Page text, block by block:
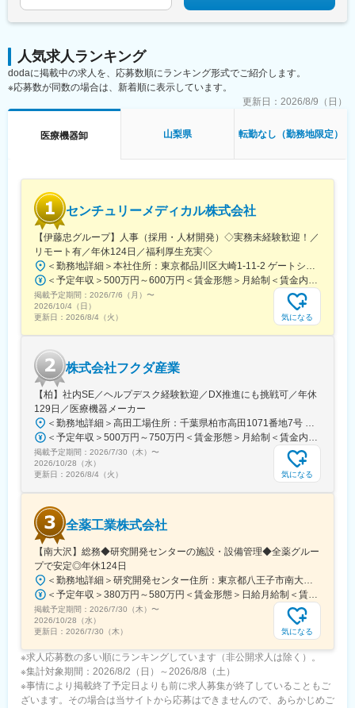
変更の範囲：会社の定める業務
人気求人ランキング
dodaに掲載中の求人を、応募数順にランキング形式でご紹介します。
※応募数が同数の場合は、新着順に表示しています。
更新日： 2026/8/9（日）
医療機器卸 山梨県 転勤なし（勤務地限定）
センチュリーメディカル株式会社
【伊藤忠グループ】人事（採用・人材開発）◇実務未経験歓迎！／
リモート有／年休124日／福利厚生充実◇
＜勤務地詳細＞本社住所：東京都品川区大崎1-11-2 ゲートシティ大崎イーストタワー22Ｆ勤務地最寄駅：JR山手線／大崎駅受動喫煙対策：屋内全面禁煙変更の範囲：会社の定める事業所（リモートワーク含む）
＜予定年収＞500万円～600万円＜賃金形態＞月給制＜賃金内訳＞月額（基本給）：300,000円～350,000円＜月給＞300,000円～350,000円＜昇給有無＞有＜残業手当＞有＜給与補足＞上記年収は、あくまで目安であり、前職・経験を考慮し検討させて頂きます。■昇給：あり■賞与：あり※会社業績と個人業績に応じて算定されます。賃金はあくまでも目安の金額であり、選考を通じて上下する可能性があります。月給(月額)は固定手当を含めた表記です。
掲載予定期間： 2026/7/6（月） 〜
2026/10/4（日）
更新日： 2026/8/4（火） 気になる
株式会社フクダ産業
【柏】社内SE／ヘルプデスク経験歓迎／DX推進にも挑戦可／年休
129日／医療機器メーカー
＜勤務地詳細＞高田工場住所：千葉県柏市高田1071番地7号 勤務地最寄駅：つくばエクスプレス線／柏の葉キャンパス駅受動喫煙対策：屋内全面禁煙変更の範囲：【変更の範囲：流山本社および高田工場】
＜予定年収＞500万円～750万円＜賃金形態＞月給制＜賃金内訳＞月額（基本給）：300,000円～430,000円＜月給＞300,000円～430,000円＜昇給有無＞有＜残業手当＞有＜給与補足＞※経験・スキルを考慮の上決定いたします。■賞与：年2回（7月・12月）※昨年実績4.2ヶ月■昇給：年1回（1月）■モデル年収：・年収580万円 主任（月給34万円×12ヶ月＋諸手当）・年収820万円 課長（月給48万円×12ヶ月＋諸手当）賃金はあくまでも目安の金額であり、選考を通じて上下する可能性があります。月給(月額)は固定手当を含めた表記です。
掲載予定期間： 2026/7/30（木） 〜
2026/10/28（水）
更新日： 2026/8/4（火） 気になる
全薬工業株式会社
【南大沢】総務◆研究開発センターの施設・設備管理◆全薬グルー
プで安定◎年休124日
＜勤務地詳細＞研究開発センター住所：東京都八王子市南大沢四丁目７－１ 勤務地最寄駅：京王相模原線／南大沢駅受動喫煙対策：屋内全面禁煙変更の範囲：会社の定める事業所
＜予定年収＞380万円～580万円＜賃金形態＞日給月給制＜賃金内訳＞月額（基本給）：243,000円～370,000円/月20日間勤務想定＜想定月額＞243,000円～370,000円＜昇給有無＞有＜残業手当＞有＜給与補足＞※経験やスキルを考慮して決定します。■昇給：年1回■賞与：年2回(7月、12月)賃金はあくまでも目安の金額であり、選考を通じて上下する可能性があります。月給(月額)は固定手当を含めた表記です。
掲載予定期間： 2026/7/30（木） 〜
2026/10/28（水）
更新日： 2026/7/30（木） 気になる
※求人応募数の多い順にランキングしています（非公開求人は除く）。
※集計対象期間：2026/8/2（日）～2026/8/8（土）
※事情により掲載終了予定日よりも前に求人募集が終了していることもご
ざいます。その場合は当サイトから応募はできませんので、あらかじめご